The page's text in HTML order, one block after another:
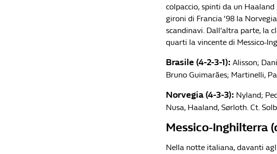
colpaccio, spinti da un Haaland
gironi di Francia ’98 la
scandinavi. Dall’altra parte, la
quarti la vincente di Messico-
Brasile (4-2-3-1): Alisson;
Bruno Guimarães; Martinelli,
Norvegia (4-3-3): Nyland;
Nusa, Haaland, Sørloth. Ct.
Messico-Inghilterra
Nella notte italiana, davanti